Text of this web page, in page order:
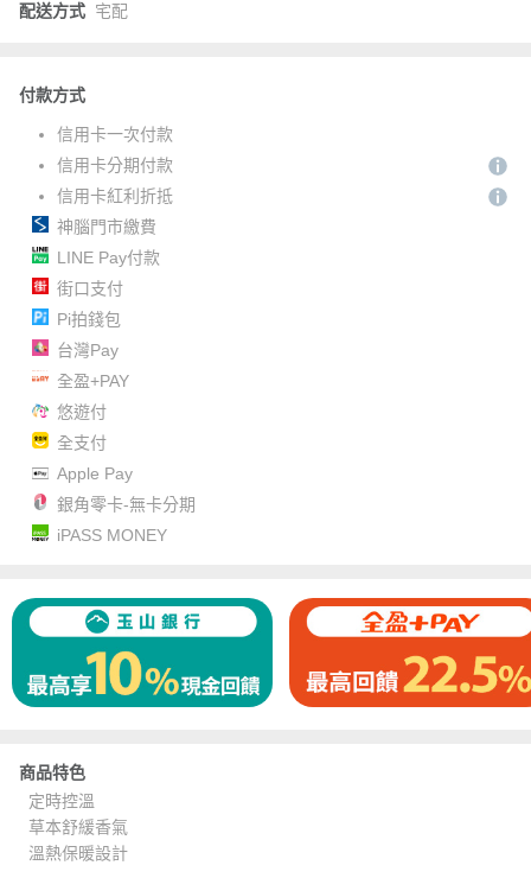
配送方式 宅配
付款方式
信用卡一次付款
信用卡分期付款
信用卡紅利折抵
神腦門市繳費
LINE Pay付款
街口支付
Pi拍錢包
台灣Pay
全盈+PAY
悠遊付
全支付
Apple Pay
銀角零卡-無卡分期
iPASS MONEY
商品特色
定時控溫
草本舒緩香氣
溫熱保暖設計